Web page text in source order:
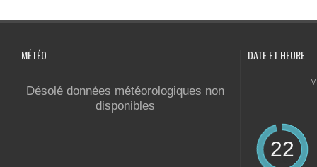
MÉTÉO
Désolé données météorologiques non
disponibles
DATE ET HEURE
22